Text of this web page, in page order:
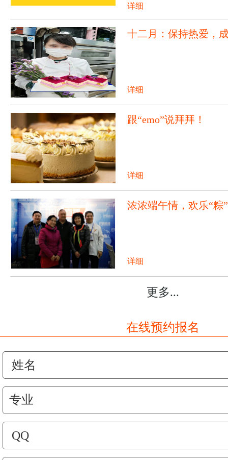
详细
十二月：保持热爱，
详细
跟“emo”说拜拜！
详细
浓浓端午情，欢乐“
详细
更多...
在线预约报名